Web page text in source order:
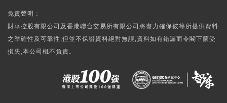
免責聲明：
財華控股有限公司及香港聯合交易所有限公司將盡力確保彼等所提供資料
之準確性及可靠性,但並不保證資料絕對無誤,資料如有錯漏而令閣下蒙受
損失,本公司概不負責。